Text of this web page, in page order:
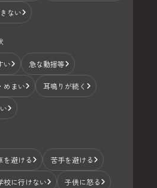
ない
い 急な動揺等
めまい 耳鳴りが続く
を避ける 苦手を避ける
校に行けない 子供に怒る